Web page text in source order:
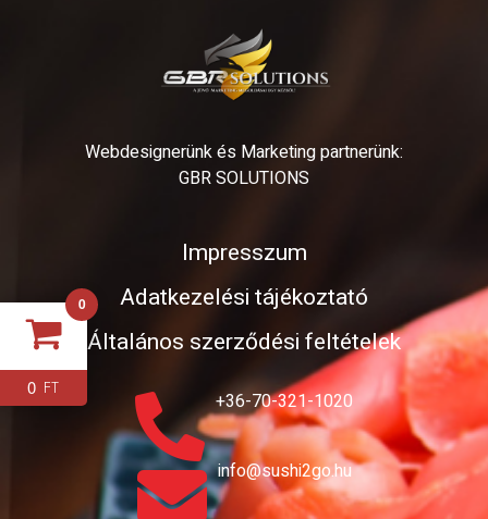
Webdesignerünk és Marketing partnerünk:
GBR SOLUTIONS
Impresszum
Adatkezelési tájékoztató
Általános szerződési feltételek
+36-70-321-1020
info@sushi2go.hu
0
0 FT